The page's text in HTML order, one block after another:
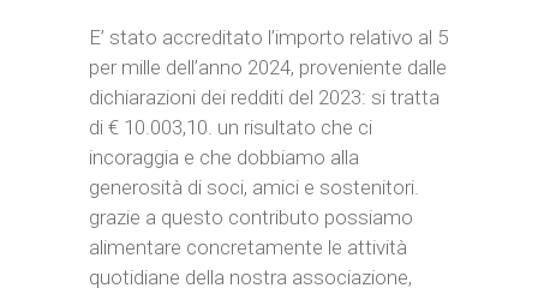
E’ stato accreditato l’importo relativo al 5
per mille dell’anno 2024, proveniente dalle
dichiarazioni dei redditi del 2023: si tratta
di € 10.003,10. un risultato che ci
incoraggia e che dobbiamo alla
generosità di soci, amici e sostenitori.
grazie a questo contributo possiamo
alimentare concretamente le attività
quotidiane della nostra associazione,